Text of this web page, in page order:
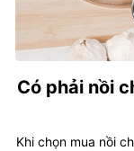
Có phải nồi
Khi chọn mua nồi